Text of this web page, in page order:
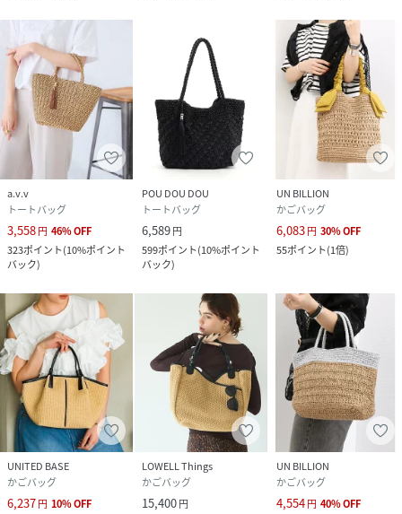
a.v.v
トートバッグ
3,558円 46%OFF
323ポイント(10%ポイント
バック)
POU DOU DOU
トートバッグ
6,589円
599ポイント(10%ポイント
バック)
UN BILLION
かごバッグ
6,083円 30%OFF
55ポイント(1倍)
UNITED BASE
かごバッグ
6,237円 10%OFF
LOWELL Things
かごバッグ
15,400円
UN BILLION
かごバッグ
4,554円 40%OFF